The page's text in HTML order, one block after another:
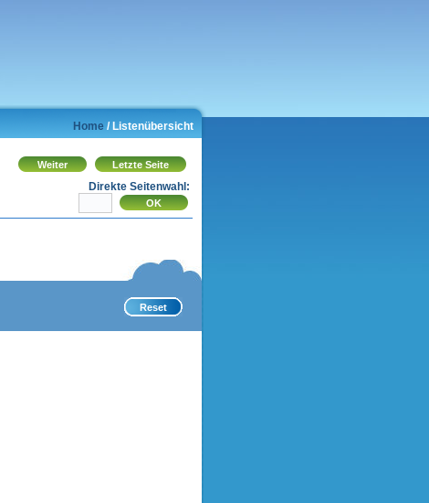
Home / Listenübersicht
Direkte Seitenwahl: